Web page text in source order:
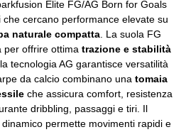
Elite FG/AG Born for Goals
cercano performance elevate su
naturale compatta . La suola FG
per offrire ottima trazione e stabilità
tecnologia AG garantisce versatilità
da calcio combinano una tomaia
che assicura comfort, resistenza
dribbling, passaggi e tiri. Il
permette movimenti rapidi e